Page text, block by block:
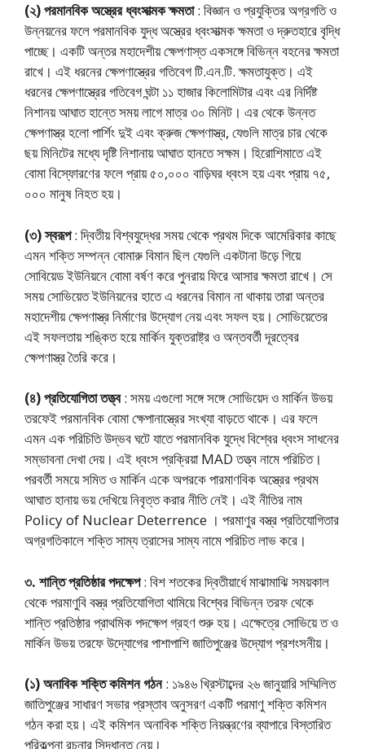
(২) পরমানবিক অস্ত্রের ধ্বংসাত্মক ক্ষমতা: বিজ্ঞান ও প্রযুক্তির অগ্রগতি ও
উন্নয়নের ফলে পরমানবিক যুদ্ধ অস্ত্রের ধ্বংসাত্মক ক্ষমতা ও দ্রুতহারে বৃদ্ধি
পাচ্ছে। একটি অন্তর মহাদেশীয় ক্ষেপণাস্ত একসঙ্গে বিভিন্ন বহনের ক্ষমতা
রাখে। এই ধরনের ক্ষেপণাস্ত্রের গতিবেগ টি.এন.টি. ক্ষমতাযুক্ত। এই
ধরনের ক্ষেপণাস্ত্রের গতিবেগ ঘন্টা ১১ হাজার কিলোমিটার এবং এর নির্দিষ্ট
নিশানয় আঘাত হান্তে সময় লাগে মাত্র ৩০ মিনিট। এর থেকে উন্নত
ক্ষেপণাস্ত্র হলো পার্শিং দুই এবং ক্রুজ ক্ষেপণাস্ত্র, যেগুলি মাত্র চার থেকে
ছয় মিনিটের মধ্যে দৃষ্টি নিশানায় আঘাত হানতে সক্ষম। হিরোশিমাতে এই
বোমা বিস্ফোরণের ফলে প্রায় ৫০,০০০ বাড়িঘর ধ্বংস হয় এবং প্রায় ৭৫,
০০০ মানুষ নিহত হয়।
(৩) স্বরূপ: দ্বিতীয় বিশ্বযুদ্ধের সময় থেকে প্রথম দিকে আমেরিকার কাছে
এমন শক্তি সম্পন্ন বোমারু বিমান ছিল যেগুলি একটানা উড়ে গিয়ে
সোবিয়েড ইউনিয়নে বোমা বর্ষণ করে পুনরায় ফিরে আসার ক্ষমতা রাখে। সে
সময় সোভিয়েত ইউনিয়নের হাতে এ ধরনের বিমান না থাকায় তারা অন্তর
মহাদেশীয় ক্ষেপণাস্ত্র নির্মাণের উদ্যোগ নেয় এবং সফল হয়। সোভিয়েতের
এই সফলতায় শঙ্কিত হয়ে মার্কিন যুক্তরাষ্ট্র ও অন্তবর্তী দূরত্বের
ক্ষেপণাস্ত্র তৈরি করে।
(৪) প্রতিযোগিতা তত্ত্ব: সময় এগুলো সঙ্গে সঙ্গে সোভিয়েদ ও মার্কিন উভয়
তরফেই পরমানবিক বোমা ক্ষেপানাস্ত্রের সংখ্যা বাড়তে থাকে। এর ফলে
এমন এক পরিচিতি উদ্ভব ঘটে যাতে পরমানবিক যুদ্ধে বিশ্বের ধ্বংস সাধনের
সম্ভাবনা দেখা দেয়। এই ধ্বংস প্রক্রিয়া MAD তত্ত্ব নামে পরিচিত।
পরবর্তী সময়ে সমিত ও মার্কিন একে অপরকে পারমাণবিক অস্ত্রের প্রথম
আঘাত হানায় ভয় দেখিয়ে নিবৃত্ত করার নীতি নেই। এই নীতির নাম
Policy of Nuclear Deterrence । পরমাণুর বস্ত্র প্রতিযোগিতার
অগ্রগতিকালে শক্তি সাম্য ত্রাসের সাম্য নামে পরিচিত লাভ করে।
৩. শান্তি প্রতিষ্ঠার পদক্ষেপ: বিশ শতকের দ্বিতীয়ার্ধে মাঝামাঝি সময়কাল
থেকে পরমাণুবি বস্ত্র প্রতিযোগিতা থামিয়ে বিশ্বের বিভিন্ন তরফ থেকে
শান্তি প্রতিষ্ঠার প্রাথমিক পদক্ষেপ গ্রহণ শুরু হয়। এক্ষেত্রে সোভিয়ে ত ও
মার্কিন উভয় তরফে উদ্যোগের পাশাপাশি জাতিপুঞ্জের উদ্যোগ প্রশংসনীয়।
(১) অনাবিক শক্তি কমিশন গঠন: ১৯৪৬ খ্রিস্টাব্দের ২৬ জানুয়ারি সম্মিলিত
জাতিপুঞ্জের সাধারণ সভার প্রস্তাব অনুসরণ একটি পরমাণু শক্তি কমিশন
গঠন করা হয়। এই কমিশন অনাবিক শক্তি নিয়ন্ত্রণের ব্যাপারে বিস্তারিত
পরিকল্পনা রচনার সিদ্ধান্ত নেয়।